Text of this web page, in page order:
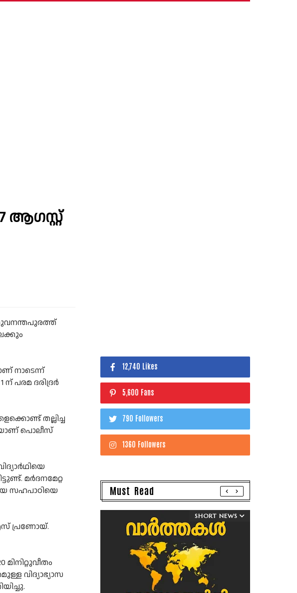
ആഗസ്റ്റ്
നാടെന്ന്
പരമ ദരിദ്രര്‍
തല്ലിച്ച
പൊലീസ്
മര്‍ദനമേറ്റ
സഹപാഠിയെ
എസ് പ്രണോയ്.
വിദ്യാഭ്യാസ
12,740 Likes
5,600 Fans
790 Followers
1360 Followers
Must Read
SHORT NEWS